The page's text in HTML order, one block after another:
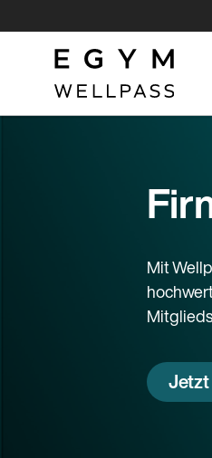
Inhalt
Mit